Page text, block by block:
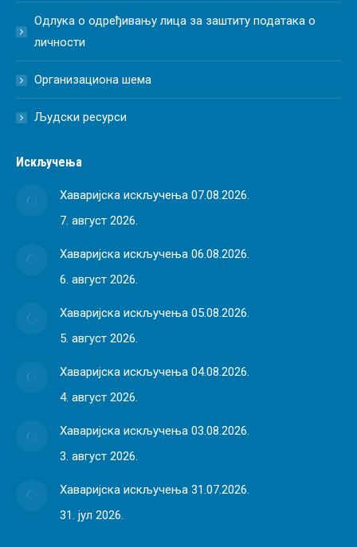
Одлука о одређивању лица за заштиту података о
личности
Организациона шема
Људски ресурси
Искључења
Хаваријска искључења 07.08.2026.
7. август 2026.
Хаваријска искључења 06.08.2026.
6. август 2026.
Хаваријска искључења 05.08.2026.
5. август 2026.
Хаваријска искључења 04.08.2026.
4. август 2026.
Хаваријска искључења 03.08.2026.
3. август 2026.
Хаваријска искључења 31.07.2026.
31. јул 2026.